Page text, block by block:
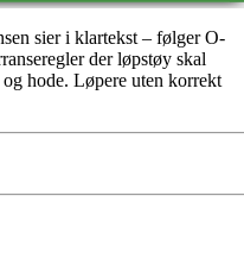
sier i klartekst – følger O-
der løpstøy skal
hode. Løpere uten korrekt